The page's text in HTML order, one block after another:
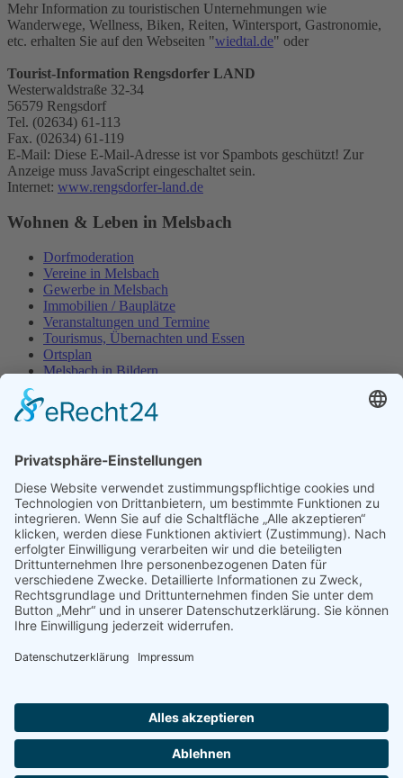
Mehr Information zu touristischen Unternehmungen wie
Wanderwege, Wellness, Biken, Reiten, Wintersport, Gastronomie,
etc. erhalten Sie auf den Webseiten "wiedtal.de" oder
Tourist-Information Rengsdorfer LAND
Westerwaldstraße 32-34
56579 Rengsdorf
Tel. (02634) 61-113
Fax. (02634) 61-119
E-Mail: Diese E-Mail-Adresse ist vor Spambots geschützt! Zur
Anzeige muss JavaScript eingeschaltet sein.
Internet: www.rengsdorfer-land.de
Wohnen & Leben in Melsbach
Dorfmoderation
Vereine in Melsbach
Gewerbe in Melsbach
Immobilien / Bauplätze
Veranstaltungen und Termine
Tourismus, Übernachten und Essen
Ortsplan
Melsbach in Bildern
Veranstaltungen / Termine
05.09.2026 RVM Reiterfest
19.09.2026
Förderverein KiTa und Grundschule Kleiderbasar
26.09.2026 Seniorenfeier der Ortsgemeinde
Ganzen Kalender ansehen
Kontakt
Impressum
Datenschutzerklärung
Cookie-Einstellungen
Kontakt
Impressum